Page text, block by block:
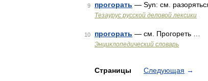
9 прогорать — Syn: см.
Тезаурус русской деловой лексики
10 прогорать — см. Прогореть …
Энциклопедический словарь
Страницы Следующая →